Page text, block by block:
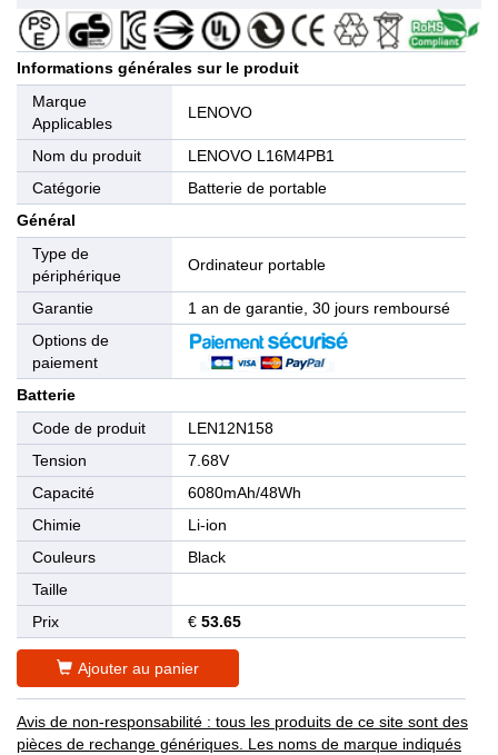
Informations générales sur le produit
Marque
Applicables
LENOVO
Nom du produit
LENOVO L16M4PB1
Catégorie
Batterie de portable
Général
Type de
périphérique
Ordinateur portable
Garantie
1 an de garantie, 30 jours remboursé
Options de
paiement
Batterie
Code de produit
LEN12N158
Tension
7.68V
Capacité
6080mAh/48Wh
Chimie
Li-ion
Couleurs
Black
Taille
Prix
€ 53.65
Ajouter au panier
Avis de non-responsabilité : tous les produits de ce site sont des
pièces de rechange génériques. Les noms de marque indiqués